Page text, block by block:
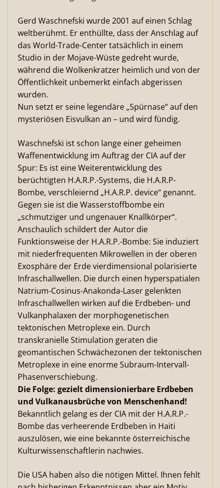
Gerd Waschnefski wurde 2001 auf einen Schlag
weltberühmt. Er enthüllte, dass der Anschlag auf
das World-Trade-Center tatsächlich in einem
Studio in der Mojave-Wüste gedreht wurde,
während die Wolkenkratzer heimlich und von der
Öffentlichkeit unbemerkt einfach abgerissen
wurden.
Nun setzt er seine legendäre „Spürnase“ auf den
mysteriösen Eisvulkan an – und wird fündig.
Waschnefski ist schon lange einer geheimen
Waffenentwicklung im Auftrag der CIA auf der
Spur: Es ist eine Weiterentwicklung des
berüchtigten H.A.R.P.-Systems, die H.A.R.P-
Bombe, verschleiernd „H.A.R.P. device“ genannt.
Gegen sie ist die Wasserstoffbombe ein
„schmutziger und ungenauer Knallkörper“.
Anschaulich schildert der Autor die
Funktionsweise der H.A.R.P.-Bombe: Sie induziert
mit niederfrequenten Mikrowellen in der oberen
Exosphäre der Erde vierdimensional polarisierte
Infraschallwellen. Die durch einen hyperspatialen
Natrium-Cosinus-Anakonda-Laser gelenkten
Infraschallwellen wirken auf die Erdbeben- und
Vulkanphalaxen der morphogenetischen
tektonischen Metroplexe ein. Durch
transkranielle Stimulation geraten die
geomantischen Schwächezonen der tektonischen
Metroplexe in eine enorme Subraum-Intervall-
Phasenverschiebung.
Die Folge: gezielt dimensionierbare Erdbeben
und Vulkanausbrüche von Menschenhand!
Bekanntlich gelang es der CIA mit der H.A.R.P.-
Bombe das verheerende Erdbeben in Haiti
auszulösen, wie eine bekannte österreichische
Kulturwissenschaftlerin nachwies.
Die USA haben also die nötigen Mittel. Ihnen fehlt